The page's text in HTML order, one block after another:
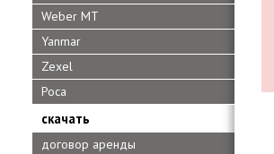
Weber MT
Yanmar
Zexel
Роса
скачать
договор аренды